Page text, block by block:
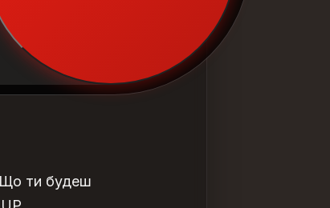
Що ти будеш